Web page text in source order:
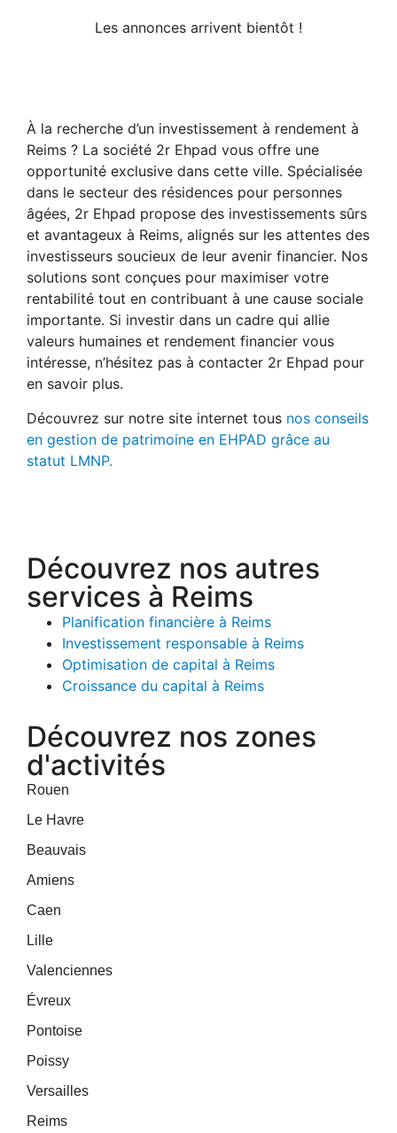
Les annonces arrivent bientôt !
À la recherche d’un investissement à rendement à
Reims ? La société 2r Ehpad vous offre une
opportunité exclusive dans cette ville. Spécialisée
dans le secteur des résidences pour personnes
âgées, 2r Ehpad propose des investissements sûrs
et avantageux à Reims, alignés sur les attentes des
investisseurs soucieux de leur avenir financier. Nos
solutions sont conçues pour maximiser votre
rentabilité tout en contribuant à une cause sociale
importante. Si investir dans un cadre qui allie
valeurs humaines et rendement financier vous
intéresse, n’hésitez pas à contacter 2r Ehpad pour
en savoir plus.
Découvrez sur notre site internet tous nos conseils
en gestion de patrimoine en EHPAD grâce au
statut LMNP.
Découvrez nos autres
services à Reims
Planification financière à Reims
Investissement responsable à Reims
Optimisation de capital à Reims
Croissance du capital à Reims
Découvrez nos zones
d'activités
Rouen
Le Havre
Beauvais
Amiens
Caen
Lille
Valenciennes
Évreux
Pontoise
Poissy
Versailles
Reims